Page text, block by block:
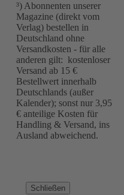
³) Abonnenten unserer
Magazine (direkt vom
Verlag) bestellen in
Deutschland ohne
Versandkosten - für alle
anderen gilt: kostenloser
Versand ab 15 €
Bestellwert innerhalb
Deutschlands (außer
Kalender); sonst nur 3,95
€ anteilige Kosten für
Handling & Versand, ins
Ausland abweichend.
Schließen